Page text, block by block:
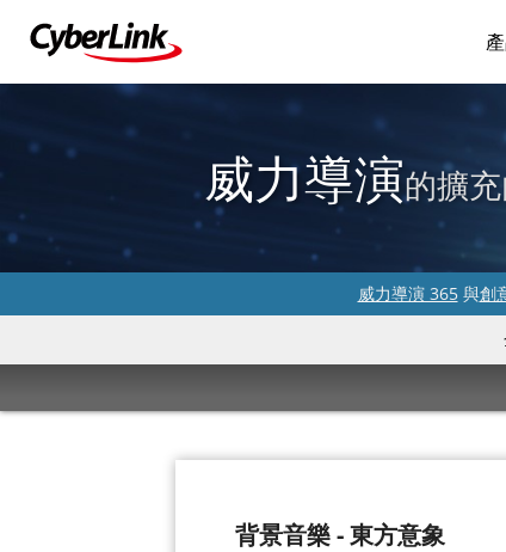
威力導演的擴
威力導演 365與創
背景音樂 - 東方意象